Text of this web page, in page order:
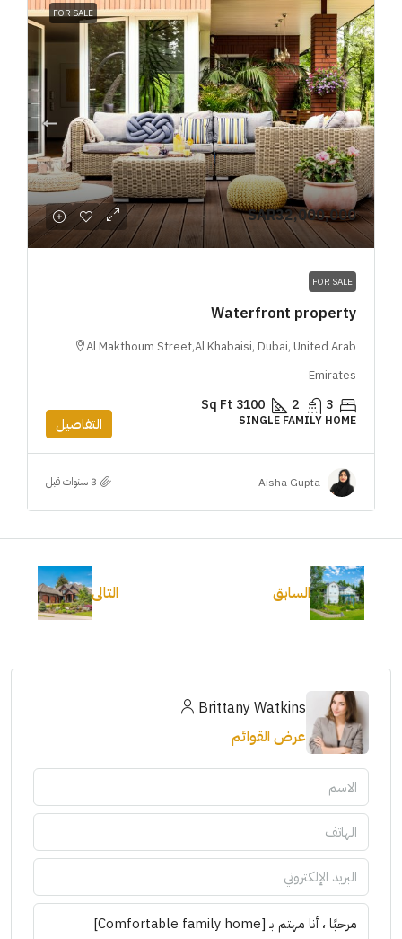
FOR SALE
SAR32,000,000
FOR SALE
Waterfront property
Al Makthoum Street,Al Khabaisi, Dubai, United Arab
Emirates
3
2
3100
Sq Ft
SINGLE FAMILY HOME التفاصيل
Aisha Gupta
السابق التالى
Brittany Watkins
عرض القوائم